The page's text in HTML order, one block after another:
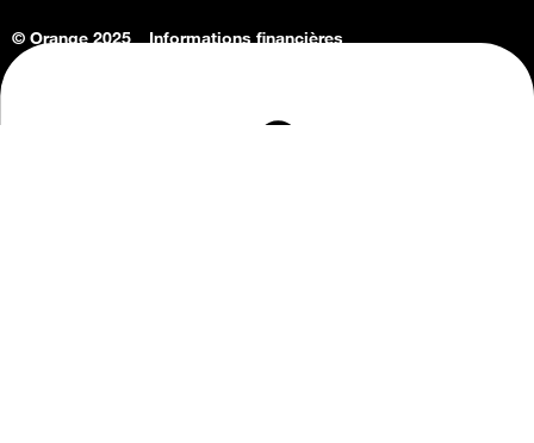
© Orange 2025
Informations financières